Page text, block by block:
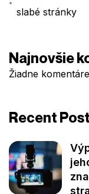
slabé stránky
Najnovšie
Žiadne
Recent